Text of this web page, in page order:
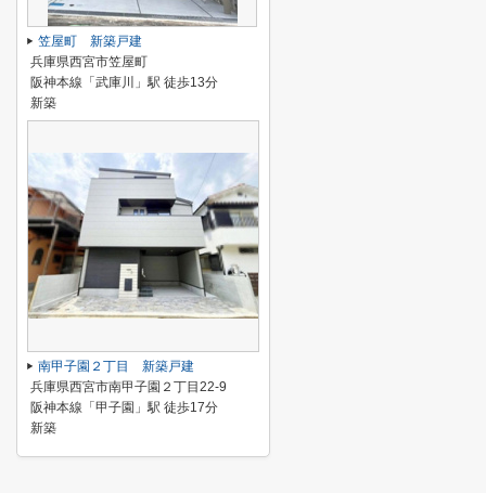
笠屋町 新築戸建
兵庫県西宮市笠屋町
阪神本線「武庫川」駅 徒歩13分
新築
南甲子園２丁目 新築戸建
兵庫県西宮市南甲子園２丁目22-9
阪神本線「甲子園」駅 徒歩17分
新築